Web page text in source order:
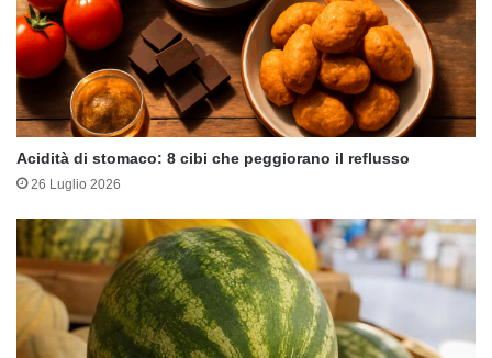
Acidità di stomaco: 8 cibi che peggiorano il reflusso
26 Luglio 2026